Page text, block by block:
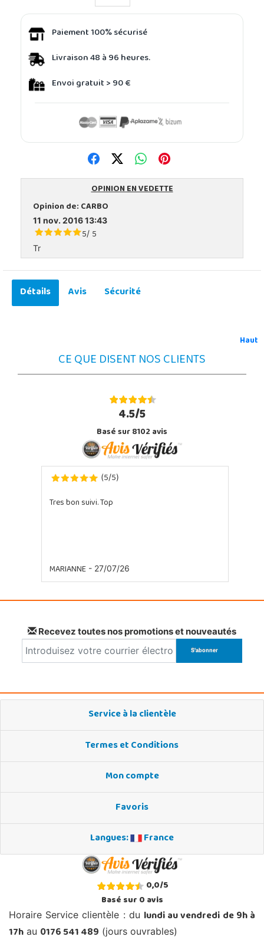
Paiement 100% sécurisé
Livraison 48 à 96 heures.
Envoi gratuit > 90 €
OPINION EN VEDETTE
Opinion de:CARBO
11 nov. 2016 13:43
5/ 5
Tr
Détails Avis Sécurité
Haut
CE QUE DISENT NOS CLIENTS
4.5/5
Basé sur 8102 avis
(5/5)
Tres bon suivi. Top
MARIANNE- 27/07/26
Recevez toutes nos promotions et nouveautés
Service à la clientèle
Termes et Conditions
Mon compte
Favoris
Langues:
France
0,0/5
Basé sur0avis
Horaire Service clientèle : du lundi au vendredi de 9h à
17h au 0176 541 489 (jours ouvrables)